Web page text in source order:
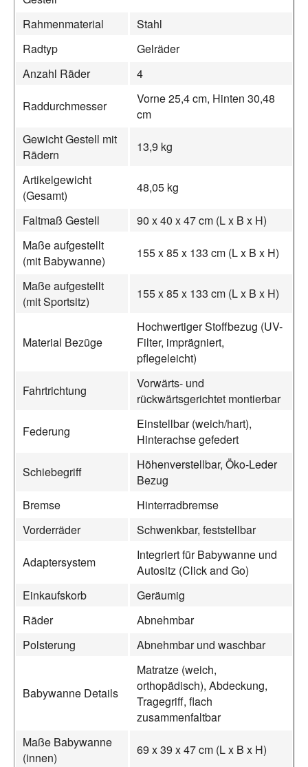
Rahmenmaterial
Stahl
Radtyp
Gelräder
Anzahl Räder
4
Raddurchmesser
Vorne 25,4 cm, Hinten 30,48
cm
Gewicht Gestell mit
Rädern
13,9 kg
Artikelgewicht
(Gesamt)
48,05 kg
Faltmaß Gestell
90 x 40 x 47 cm (L x B x H)
Maße aufgestellt
(mit Babywanne)
155 x 85 x 133 cm (L x B x H)
Maße aufgestellt
(mit Sportsitz)
155 x 85 x 133 cm (L x B x H)
Material Bezüge
Hochwertiger Stoffbezug (UV-
Filter, imprägniert,
pflegeleicht)
Fahrtrichtung
Vorwärts- und
rückwärtsgerichtet montierbar
Federung
Einstellbar (weich/hart),
Hinterachse gefedert
Schiebegriff
Höhenverstellbar, Öko-Leder
Bezug
Bremse
Hinterradbremse
Vorderräder
Schwenkbar, feststellbar
Adaptersystem
Integriert für Babywanne und
Autositz (Click and Go)
Einkaufskorb
Geräumig
Räder
Abnehmbar
Polsterung
Abnehmbar und waschbar
Babywanne Details
Matratze (weich,
orthopädisch), Abdeckung,
Tragegriff, flach
zusammenfaltbar
Maße Babywanne
(innen)
69 x 39 x 47 cm (L x B x H)